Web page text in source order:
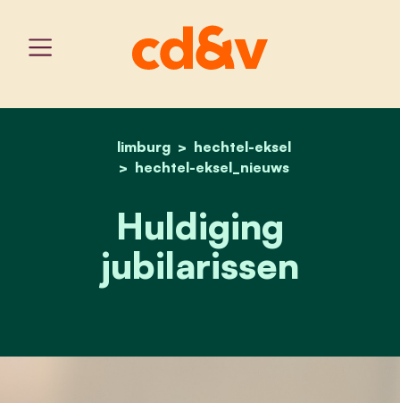
home
limburg
hechtel-eksel
hechtel-eksel_nieuws
huldiging jubilarissen
Huldiging
jubilarissen